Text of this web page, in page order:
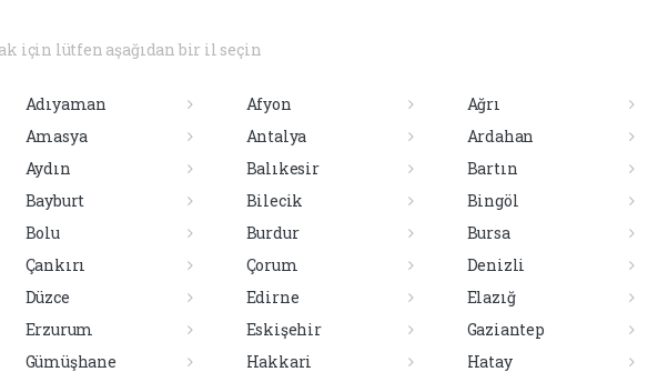
için lütfen aşağıdan bir il seçin
Adıyaman Afyon
Ağrı
Amasya Antalya
Ardahan
Aydın Balıkesir
Bartın
Bayburt Bilecik
Bingöl
Bolu Burdur
Bursa
Çankırı Çorum
Denizli
Düzce Edirne
Elazığ
Erzurum Eskişehir
Gaziantep
Gümüşhane Hakkari
Hatay